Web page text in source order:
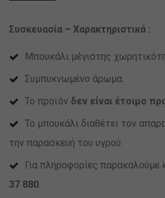
Συσκευασία – Χαρακτηριστικά :
Μπουκάλι μέγιστης
Συμπυκνωμένο άρωμα.
Το προϊόν δεν είναι έτοιμο
Το μπουκάλι διαθέτει τον
την παρασκευή του υγρού.
Για πληροφορίες παρακαλούμε
37 880